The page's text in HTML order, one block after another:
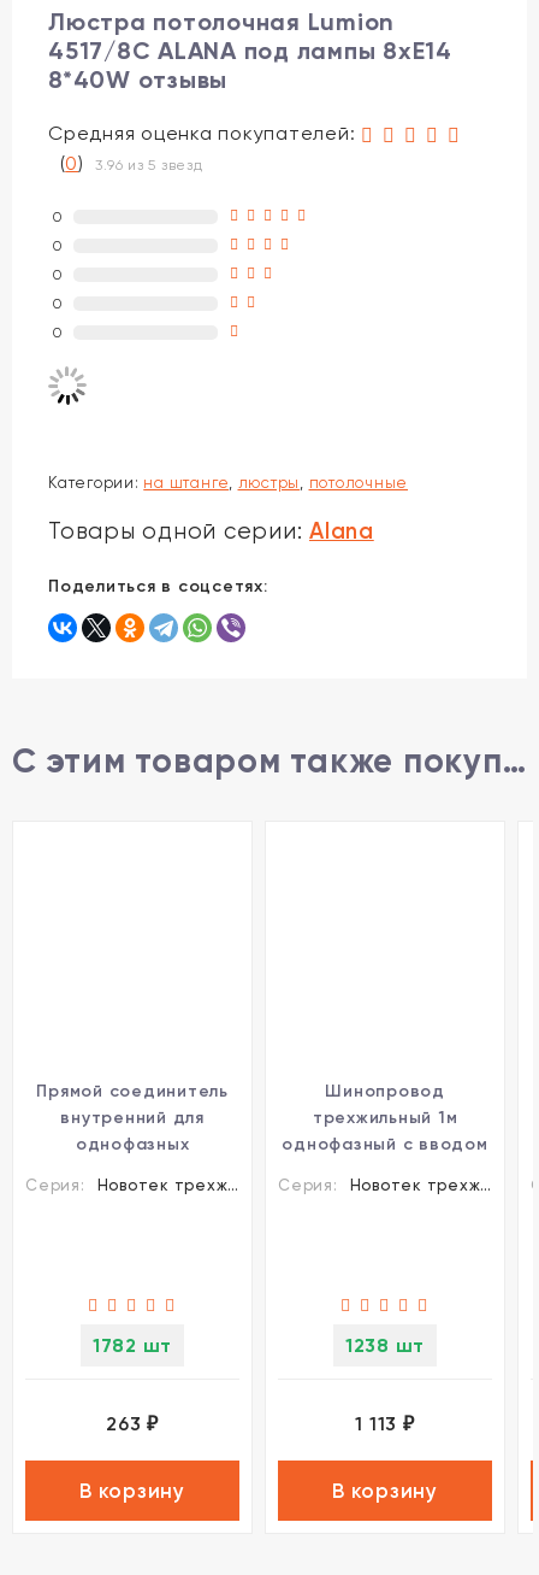
Люстра потолочная Lumion
4517/8C ALANA под лампы 8xE14
8*40W отзывы
Средняя оценка покупателей:
(0)3.96 из 5 звезд
0
0
0
0
0
Категории: на штанге люстры потолочные
Товары одной серии: Alana
Поделиться в соцсетях:
С этим товаром также покупают
Прямой соединитель
внутренний для
однофазных
шинопроводов
Серия: Новотек трехжильные шинопроводы и аксессуары
1782 шт
263 ₽
В корзину
Шинопровод
трехжильный 1м
однофазный с вводом
Novotech 135001
Серия: Новотек трехжильные шинопроводы и аксессуары
1238 шт
1 113 ₽
В корзину